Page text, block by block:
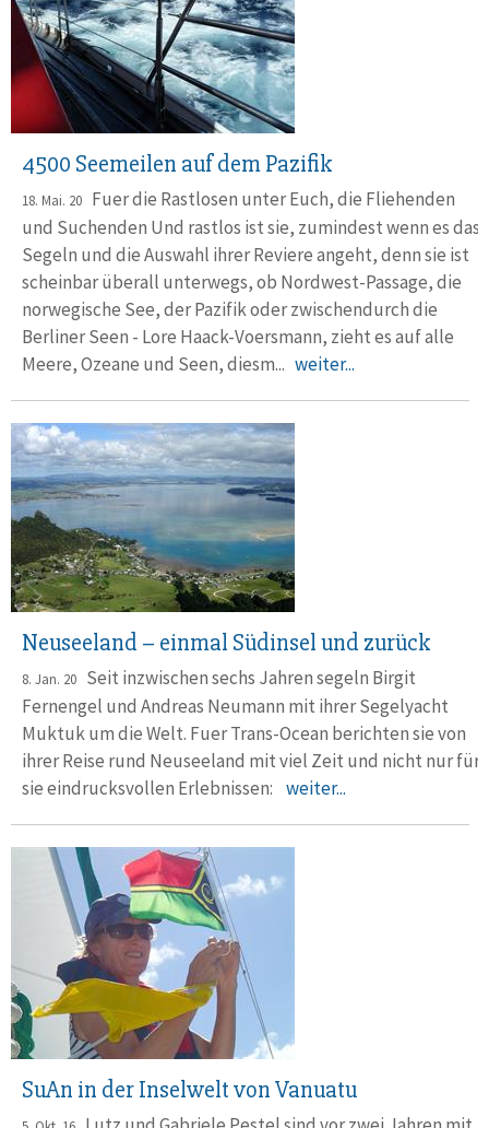
4500 Seemeilen auf dem Pazifik
18. Mai. 20 Fuer die Rastlosen unter Euch, die Fliehenden
und Suchenden Und rastlos ist sie, zumindest wenn es das
Segeln und die Auswahl ihrer Reviere angeht, denn sie ist
scheinbar überall unterwegs, ob Nordwest-Passage, die
norwegische See, der Pazifik oder zwischendurch die
Berliner Seen - Lore Haack-Voersmann, zieht es auf alle
Meere, Ozeane und Seen, diesm... weiter...
Neuseeland – einmal Südinsel und zurück
8. Jan. 20 Seit inzwischen sechs Jahren segeln Birgit
Fernengel und Andreas Neumann mit ihrer Segelyacht
Muktuk um die Welt. Fuer Trans-Ocean berichten sie von
ihrer Reise rund Neuseeland mit viel Zeit und nicht nur für
sie eindrucksvollen Erlebnissen: weiter...
SuAn in der Inselwelt von Vanuatu